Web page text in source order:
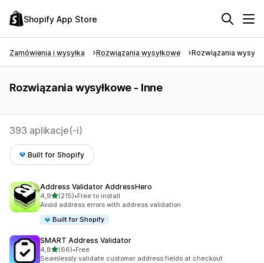
Shopify App Store
Zamówienia i wysyłka Rozwiązania wysyłkowe Rozwiązania
Rozwiązania wysyłkowe - Inne
393 aplikacje(-i)
Built for Shopify
Address Validator AddressHero
4,9na 5 gwiazdek
(215)
Łączna liczba recenzji: 215
•Free to install
Avoid address errors with address validation
Built for Shopify
SMART Address Validator
4,8na 5 gwiazdek
(66)
Łączna liczba recenzji: 66
•Free
Seamlessly validate customer address fields at checkout